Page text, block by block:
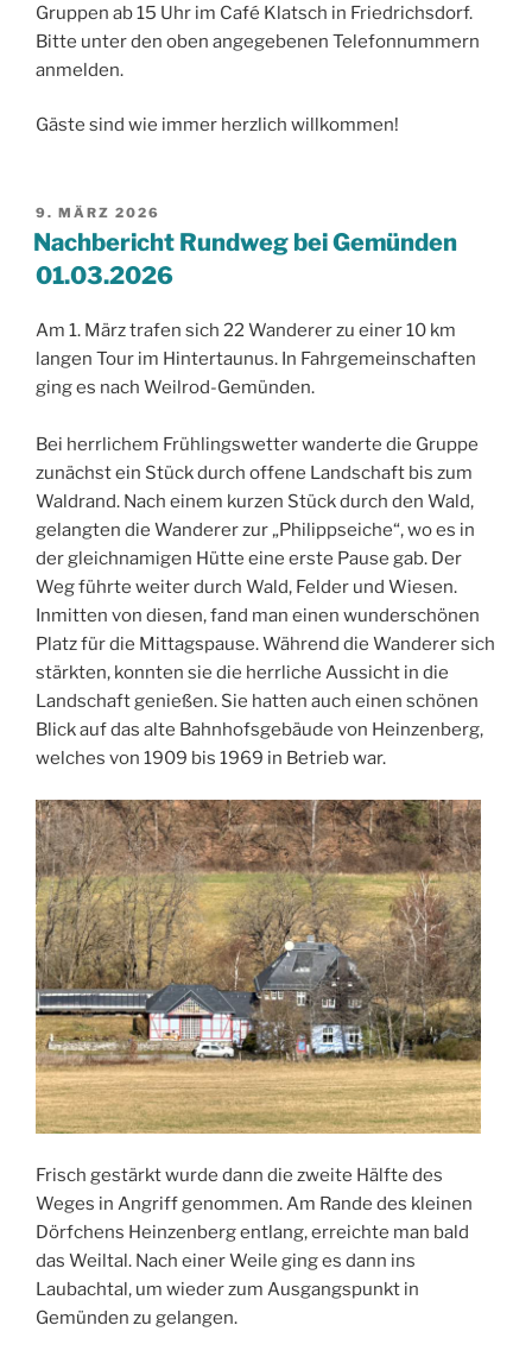
Gruppen ab 15 Uhr im Café Klatsch in Friedrichsdorf.
Bitte unter den oben angegebenen Telefonnummern
anmelden.
Gäste sind wie immer herzlich willkommen!
VERÖFFENTLICHT
AM
9. MÄRZ 2026
Nachbericht Rundweg bei Gemünden
01.03.2026
Am 1. März trafen sich 22 Wanderer zu einer 10 km
langen Tour im Hintertaunus. In Fahrgemeinschaften
ging es nach Weilrod-Gemünden.
Bei herrlichem Frühlingswetter wanderte die Gruppe
zunächst ein Stück durch offene Landschaft bis zum
Waldrand. Nach einem kurzen Stück durch den Wald,
gelangten die Wanderer zur „Philippseiche“, wo es in
der gleichnamigen Hütte eine erste Pause gab. Der
Weg führte weiter durch Wald, Felder und Wiesen.
Inmitten von diesen, fand man einen wunderschönen
Platz für die Mittagspause. Während die Wanderer sich
stärkten, konnten sie die herrliche Aussicht in die
Landschaft genießen. Sie hatten auch einen schönen
Blick auf das alte Bahnhofsgebäude von Heinzenberg,
welches von 1909 bis 1969 in Betrieb war.
Frisch gestärkt wurde dann die zweite Hälfte des
Weges in Angriff genommen. Am Rande des kleinen
Dörfchens Heinzenberg entlang, erreichte man bald
das Weiltal. Nach einer Weile ging es dann ins
Laubachtal, um wieder zum Ausgangspunkt in
Gemünden zu gelangen.